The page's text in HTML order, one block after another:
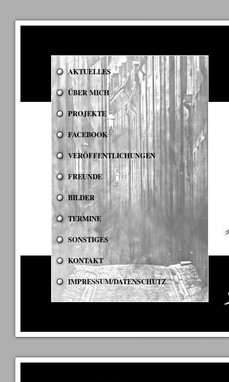
AKTUELLES
ÜBER MICH
PROJEKTE
FACEBOOK
VERÖFFENTLICHUNGEN
FREUNDE
BILDER
TERMINE
SONSTIGES
KONTAKT
IMPRESSUM/DATENSCHUTZ